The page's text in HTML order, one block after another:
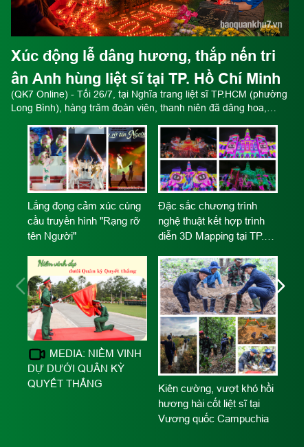
Xúc động lễ dâng hương, thắp nến tri
ân Anh hùng liệt sĩ tại TP. Hồ Chí Minh
(QK7 Online) - Tối 26/7, tại Nghĩa trang liệt sĩ TP.HCM (phường
Long Bình), hàng trăm đoàn viên, thanh niên đã dâng hoa,
niệm 79 năm Ngày Thương binh - Liệt sĩ.
Lắng đọng cảm xúc cùng
cầu truyền hình "Rạng rỡ
tên Người"
Đặc sắc chương trình
nghệ thuật kết hợp trình
diễn 3D Mapping tại TP.
MEDIA: NIỀM VINH
DỰ DƯỚI QUÂN KỲ
QUYẾT THẮNG
Kiên cường, vượt khó hồi
hương hài cốt liệt sĩ tại
Vương quốc Campuchia